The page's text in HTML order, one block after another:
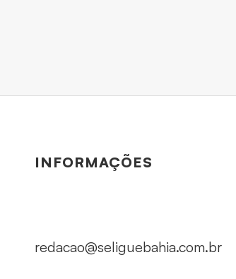
INFORMAÇÕES
redacao@seliguebahia.com.br